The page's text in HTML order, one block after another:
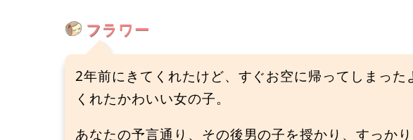
フラワー
2年前にきてくれたけど、すぐお空に帰ってしまっ
くれたかわいい女の子。
あなたの予言通り、その後男の子を授かり、すっか